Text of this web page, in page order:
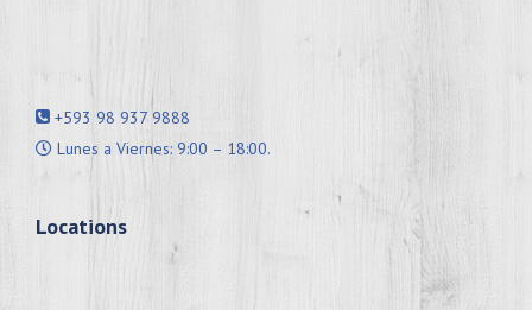
+593 98 937 9888
Lunes a Viernes: 9:00 – 18:00.
Locations